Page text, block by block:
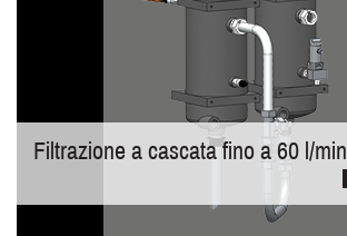
Filtrazione a cascata fino a 60 l/min